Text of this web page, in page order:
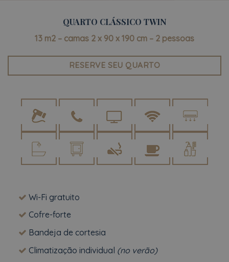
QUARTO CLÁSSICO TWIN
13 m2 – camas 2 x 90 x 190 cm – 2 pessoas
RESERVE SEU QUARTO
Wi-Fi gratuito
Cofre-forte
Bandeja de cortesia
Climatização individual (no verão)